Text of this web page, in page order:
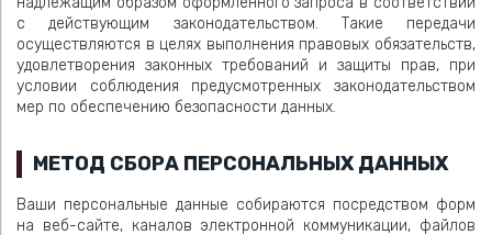
с действующим законодательством. Такие передачи
осуществляются в целях выполнения правовых обязательств,
удовлетворения законных требований и защиты прав, при
условии соблюдения предусмотренных законодательством
мер по обеспечению безопасности данных.
МЕТОД СБОРА ПЕРСОНАЛЬНЫХ ДАННЫХ
Ваши персональные данные собираются посредством форм
на веб-сайте, каналов электронной коммуникации, файлов